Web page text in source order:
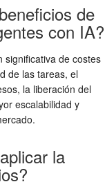
de
con IA?
significativa de costes
de las tareas, el
la liberación del
escalabilidad y
la